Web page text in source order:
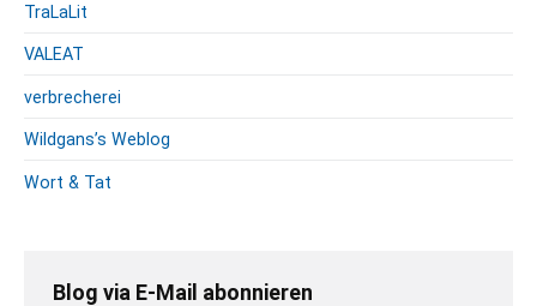
TraLaLit
VALEAT
verbrecherei
Wildgans’s Weblog
Wort & Tat
Blog via E-Mail abonnieren